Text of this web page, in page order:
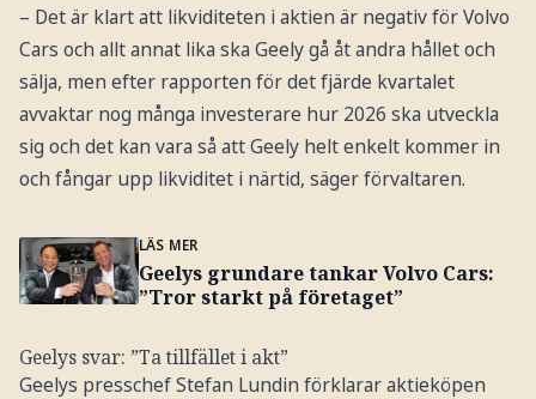
– Det är klart att likviditeten i aktien är negativ för Volvo
Cars och allt annat lika ska Geely gå åt andra hållet och
sälja, men efter rapporten för det fjärde kvartalet
avvaktar nog många investerare hur 2026 ska utveckla
sig och det kan vara så att Geely helt enkelt kommer in
och fångar upp likviditet i närtid, säger förvaltaren.
LÄS MER
Geelys grundare tankar Volvo Cars:
”Tror starkt på företaget”
Geelys svar: ”Ta tillfället i akt”
Geelys presschef Stefan Lundin förklarar aktieköpen